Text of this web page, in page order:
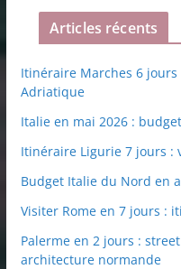
Articles récents
Itinéraire Marches 6 jours
Adriatique
Italie en mai 2026 :
Itinéraire Ligurie 7 jours :
Budget Italie du Nord en
Visiter Rome en 7 jours :
Palerme en 2 jours :
architecture normande